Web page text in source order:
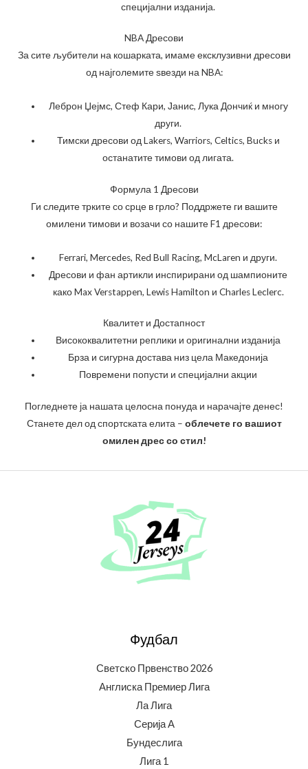
специјални изданија.
NBA Дресови
За сите љубители на кошарката, имаме ексклузивни дресови
од најголемите ѕвезди на NBA:
Леброн Џејмс, Стеф Кари, Јанис, Лука Дончиќ и многу
други.
Тимски дресови од Lakers, Warriors, Celtics, Bucks и
останатите тимови од лигата.
Формула 1 Дресови
Ги следите трките со срце в грло? Поддржете ги вашите
омилени тимови и возачи со нашите F1 дресови:
Ferrari, Mercedes, Red Bull Racing, McLaren и други.
Дресови и фан артикли инспирирани од шампионите
како Max Verstappen, Lewis Hamilton и Charles Leclerc.
Квалитет и Достапност
Висококвалитетни реплики и оригинални изданија
Брза и сигурна достава низ цела Македонија
Повремени попусти и специјални акции
Погледнете ја нашата целосна понуда и нарачајте денес!
Станете дел од спортската елита – облечете го вашиот
омилен дрес со стил!
Фудбал
Светско Првенство 2026
Англиска Премиер Лига
Ла Лига
Серија А
Бундеслига
Лига 1